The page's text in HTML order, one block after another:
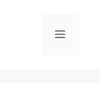
Menú